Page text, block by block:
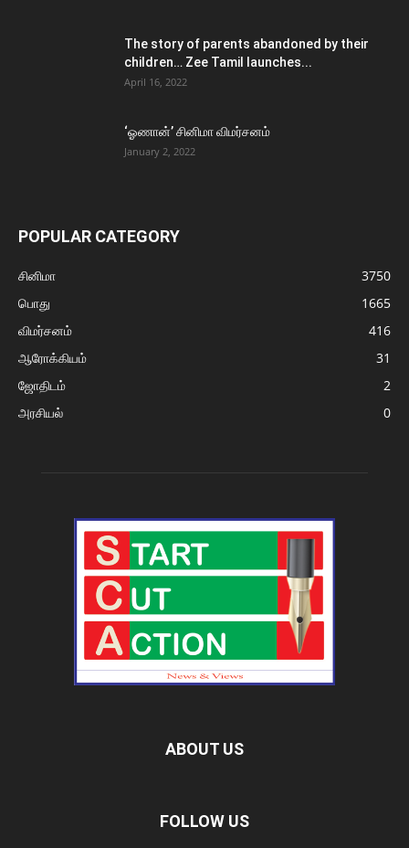
The story of parents abandoned by their
children… Zee Tamil launches...
April 16, 2022
‘ஓணான்’ சினிமா விமர்சனம்
January 2, 2022
POPULAR CATEGORY
சினிமா
3750
பொது
1665
விமர்சனம்
416
ஆரோக்கியம்
31
ஜோதிடம்
2
அரசியல்
0
ABOUT US
FOLLOW US